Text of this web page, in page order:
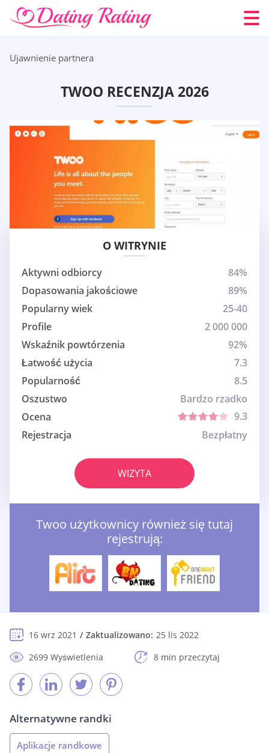
Ujawnienie partnera
TWOO RECENZJA 2026
O WITRYNIE
Aktywni odbiorcy
84%
Dopasowania jakościowe
89%
Popularny wiek
25-40
Profile
2 000 000
Wskaźnik powtórzenia
92%
Łatwość użycia
7.3
Popularność
8.5
Oszustwo
Bardzo rzadko
Ocena
9.3
Rejestracja
Bezpłatny
WIZYTA
Twoo użytkownicy również się tutaj
rejestrują:
16 wrz 2021 Zaktualizowano: 25 lis 2022
2699 Wyświetlenia
8 min przeczytaj
Alternatywne randki
Aplikacje randkowe